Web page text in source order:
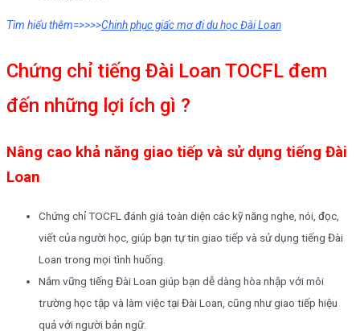
Tìm hiểu thêm=>>>>Chinh phục giấc mơ đi du học Đài Loan
Chứng chỉ tiếng Đài Loan TOCFL đem
đến những lợi ích gì ?
Nâng cao khả năng giao tiếp và sử dụng tiếng Đài
Loan
Chứng chỉ TOCFL đánh giá toàn diện các kỹ năng nghe, nói, đọc,
viết của người học, giúp bạn tự tin giao tiếp và sử dụng tiếng Đài
Loan trong mọi tình huống.
Nắm vững tiếng Đài Loan giúp bạn dễ dàng hòa nhập với môi
trường học tập và làm việc tại Đài Loan, cũng như giao tiếp hiệu
quả với người bản ngữ.